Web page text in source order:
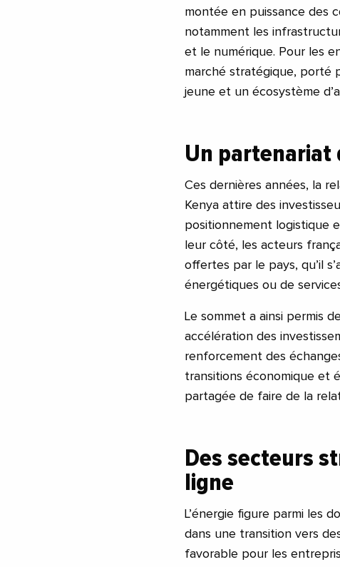
montée en puissance des
notamment les
et le numérique. Pour les
marché stratégique, porté
jeune et un écosystème
Un partenariat
Ces dernières années, la
Kenya attire des
positionnement logistique
leur côté, les acteurs
offertes par le pays, qu’il
énergétiques ou de
Le sommet a ainsi permis
accélération des
renforcement des
transitions économique et
partagée de faire de la
Des secteurs
ligne
L’énergie figure parmi les
dans une transition vers
favorable pour les